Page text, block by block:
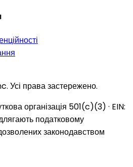
Усі права застережено.
організація 501(c)(3) · EIN:
податковому
законодавством